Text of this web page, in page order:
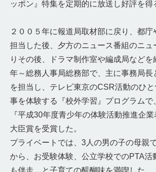
ッポン』特集を定期的に放送し好評を得
２００５年に報道局取材部に戻り、都庁
担当した後、夕方のニュース番組のニュ
りその後、ドラマ制作室や編成局などを
年～総務人事局総務部で、主に事務局長
を担当し、テレビ東京のCSR活動のひ
事を体験する『校外学習』プログラムで
『平成30年度青少年の体験活動推進企
大臣賞を受賞した。
プライベートでは、3人の男の子の母親
から、お受験体験、公立学校でのPTA活
も伴走…と子育ての醍醐味を満喫した。